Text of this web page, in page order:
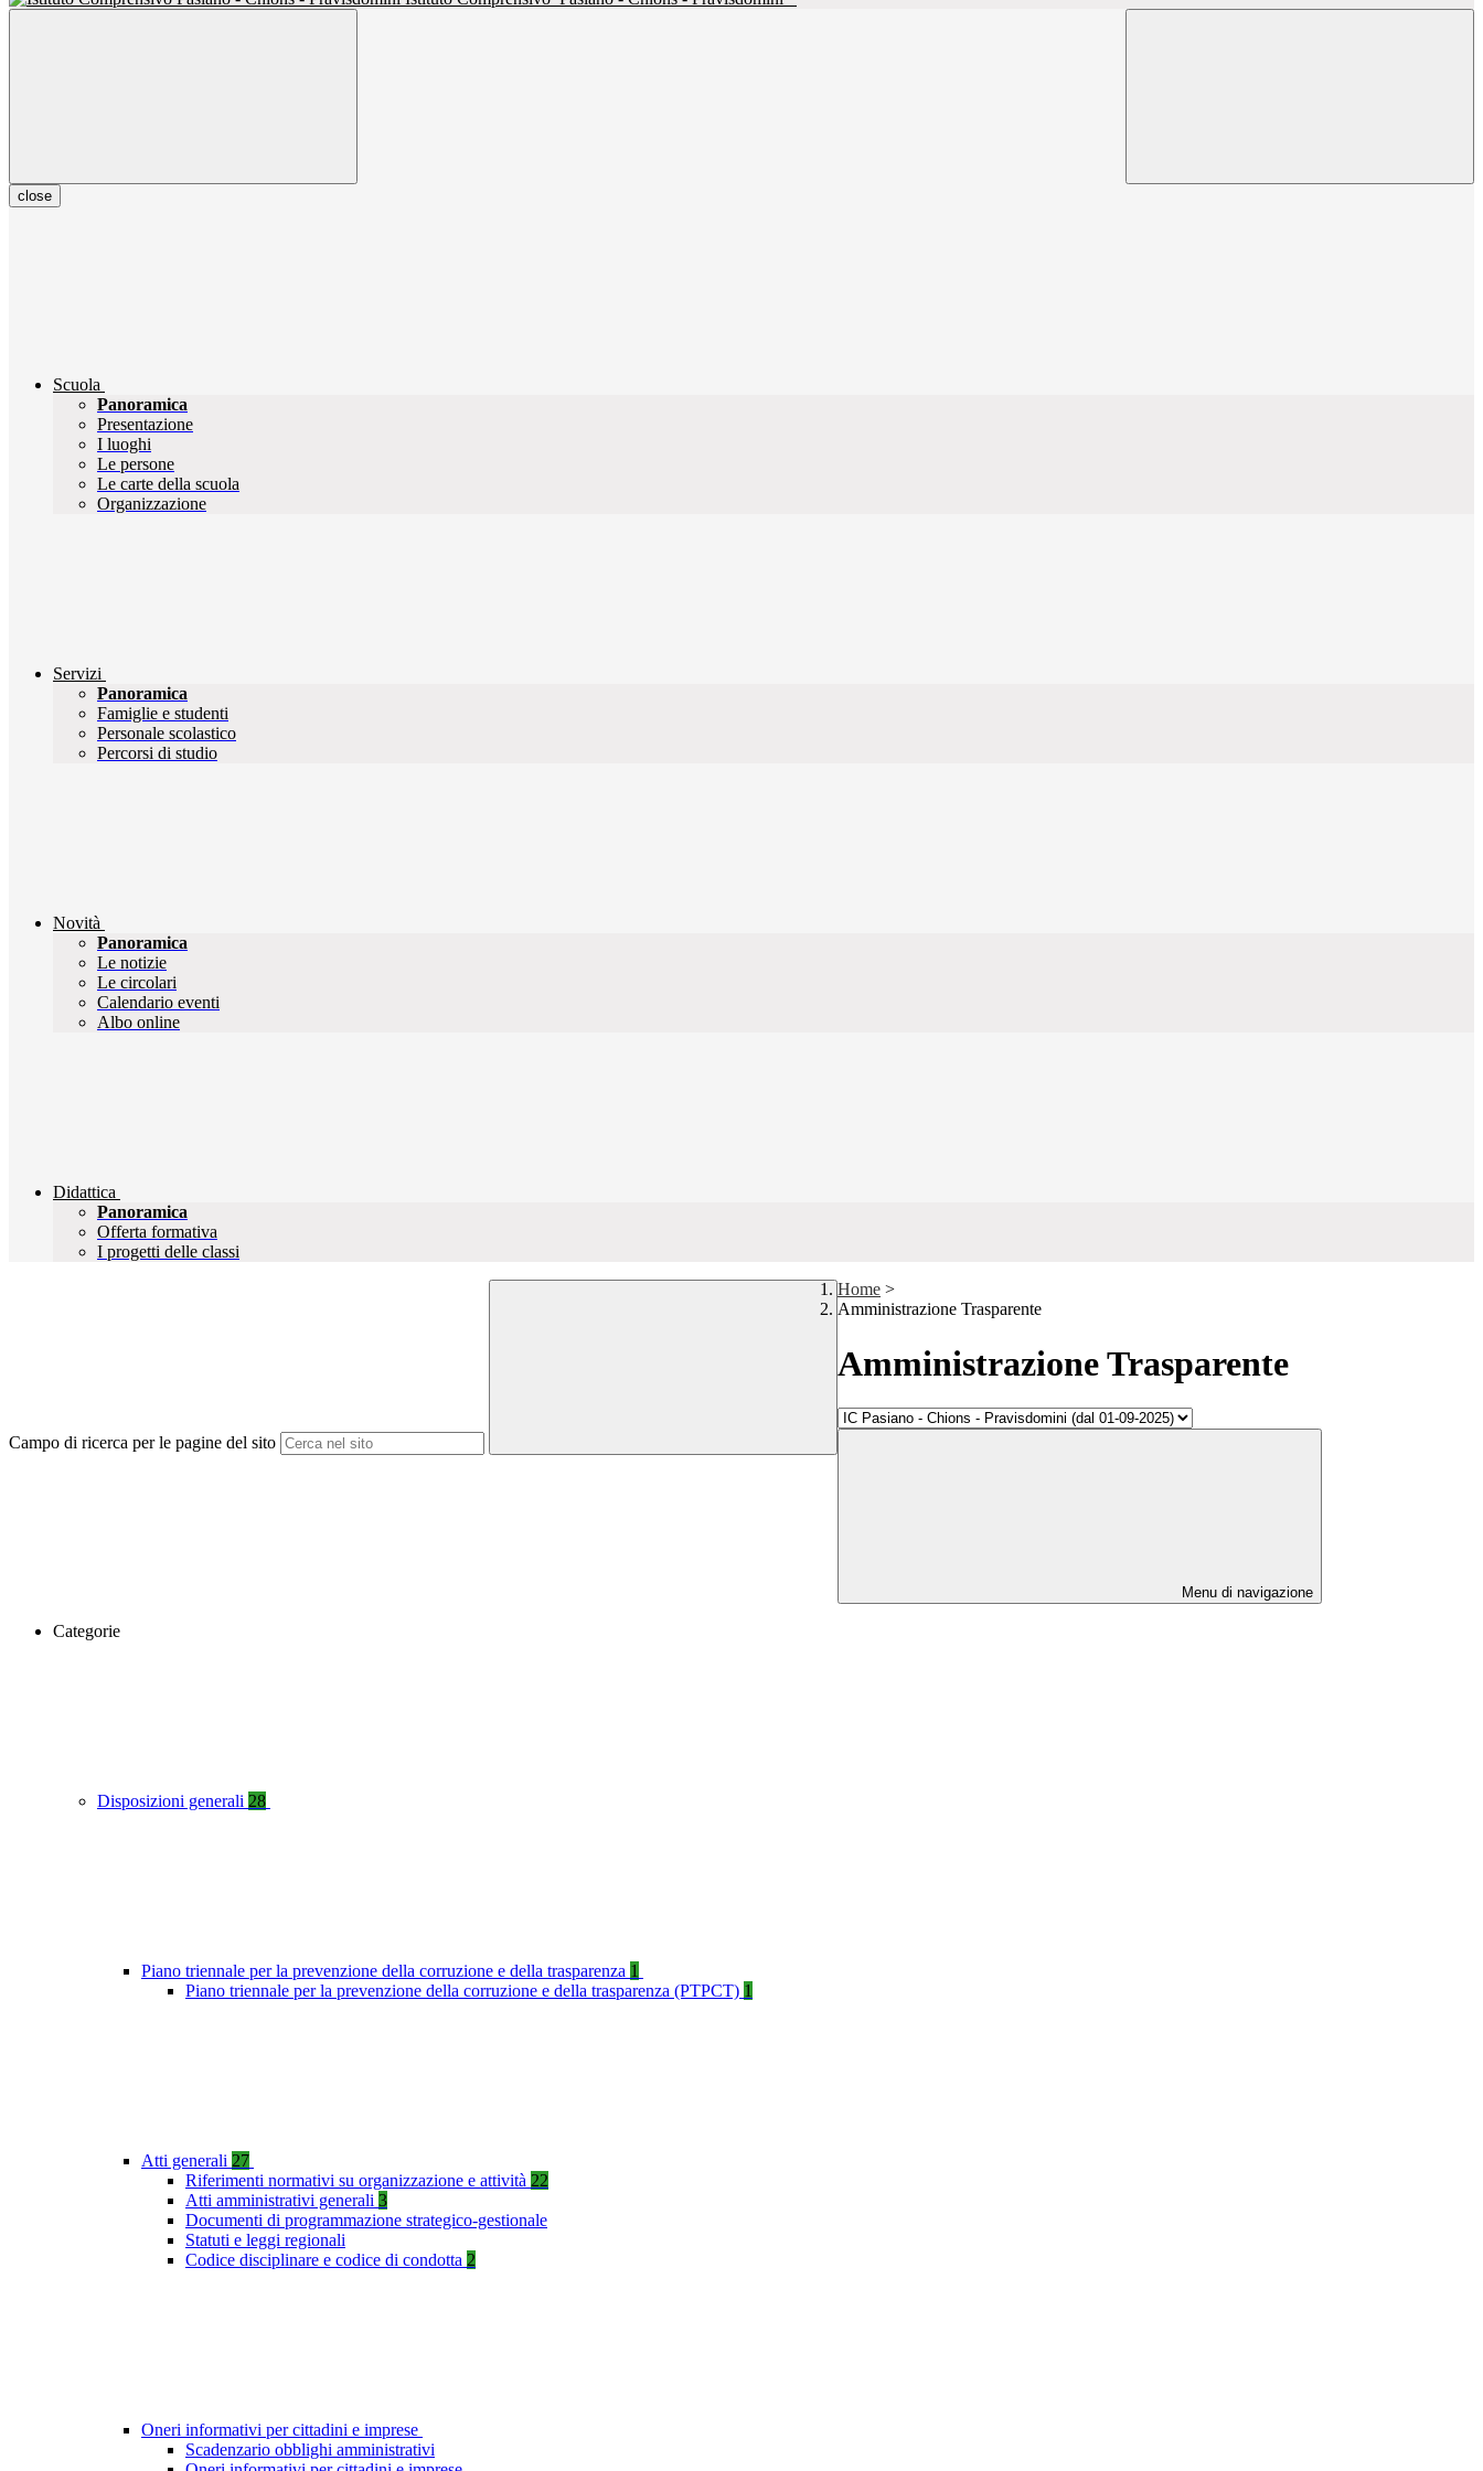
close
Scuola
Panoramica
Presentazione
I luoghi
Le persone
Le carte della scuola
Organizzazione
Servizi
Panoramica
Famiglie e studenti
Personale scolastico
Percorsi di studio
Novità
Panoramica
Le notizie
Le circolari
Calendario eventi
Albo online
Didattica
Panoramica
Offerta formativa
I progetti delle classi
Campo di ricerca per le pagine del sito
Home >
Amministrazione Trasparente
Amministrazione Trasparente
Menu di navigazione
Categorie
Disposizioni generali 28
Piano triennale per la prevenzione della corruzione e della trasparenza 1
Piano triennale per la prevenzione della corruzione e della trasparenza (PTPCT) 1
Atti generali 27
Riferimenti normativi su organizzazione e attività 22
Atti amministrativi generali 3
Documenti di programmazione strategico-gestionale
Statuti e leggi regionali
Codice disciplinare e codice di condotta 2
Oneri informativi per cittadini e imprese
Scadenzario obblighi amministrativi